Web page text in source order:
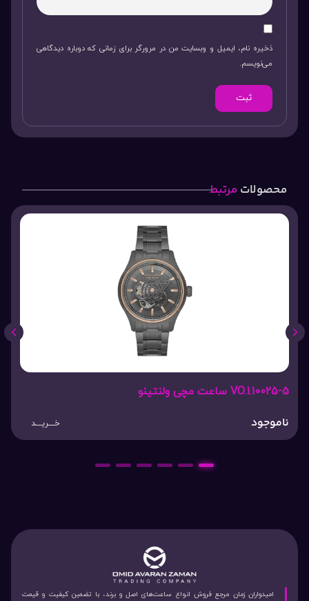
ذخیره نام، ایمیل و وبسایت من در مرورگر برای زمانی که دوباره دیدگاهی
می‌نویسم.
محصولات مرتبط
VO.1.10025-5 ساعت مچی ولنتینو
ناموجود خـــریـــد
1
2
3
4
5
امیدواران زمان مرجع فروش انواع ساعت‌های اصل و برند، با تضمین کیفیت و قیمت